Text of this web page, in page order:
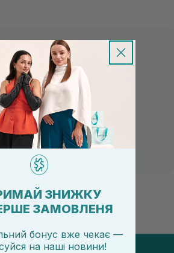
від 3000 UAH
оплати
косметика
та лояльності
товари
від косметологів
ЗНИЖКУ
ЗАМОВЛЕНЯ
бонус вже чекає —
на наші новини!